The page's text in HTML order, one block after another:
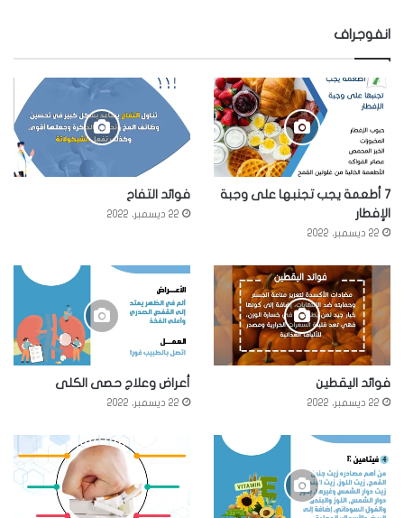
انفوجراف
7 أطعمة يجب تجنبها على وجبة
الإفطار
22 ديسمبر، 2022
فوائد التفاح
22 ديسمبر، 2022
فوائد اليقطين
22 ديسمبر، 2022
أعراض وعلاج حصى الكلى
22 ديسمبر، 2022